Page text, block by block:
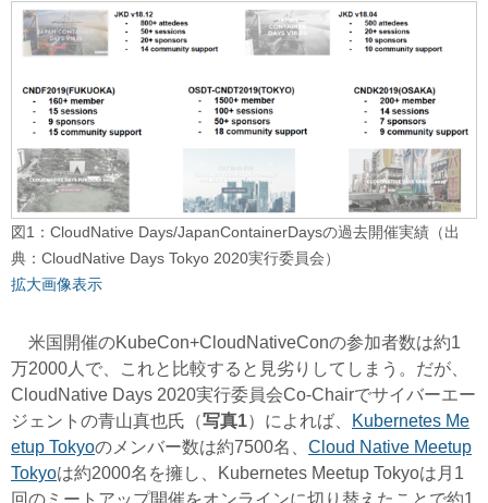
図1：CloudNative Days/JapanContainerDaysの過去開催実績（出
典：CloudNative Days Tokyo 2020実行委員会）
拡大画像表示
米国開催のKubeCon+CloudNativeConの参加者数は約1
万2000人で、これと比較すると見劣りしてしまう。だが、
CloudNative Days 2020実行委員会Co-Chairでサイバーエー
ジェントの青山真也氏（写真1）によれば、
Kubernetes Me
etup Tokyoのメンバー数は約7500名、 Cloud Native Meetup
Tokyoは約2000名を擁し、Kubernetes Meetup Tokyoは月1
回のミートアップ開催をオンラインに切り替えたことで約1